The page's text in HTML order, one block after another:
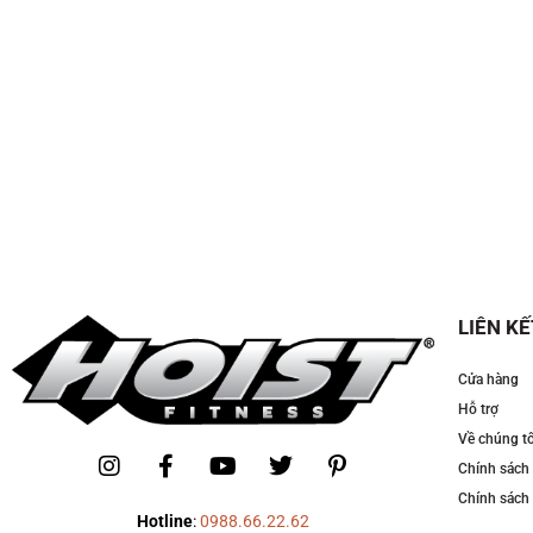
Hotline:0988.66.22.62
LIÊN
Cửa hàng
Hỗ trợ
Về chúng
Chính sách
Chính